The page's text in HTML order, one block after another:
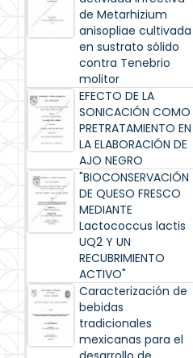
de Metarhizium
anisopliae cultivada
en sustrato sólido
contra Tenebrio
molitor
EFECTO DE LA
SONICACIÓN COMO
PRETRATAMIENTO EN
LA ELABORACIÓN DE
AJO NEGRO
"BIOCONSERVACIÓN
DE QUESO FRESCO
MEDIANTE
Lactococcus lactis
UQ2 Y UN
RECUBRIMIENTO
ACTIVO"
Caracterización de
bebidas
tradicionales
mexicanas para el